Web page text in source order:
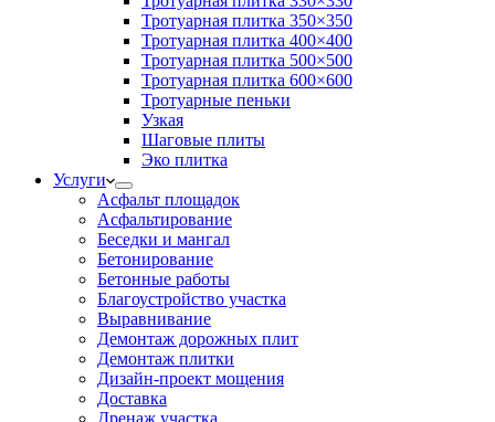
Тротуарная плитка 350×350
Тротуарная плитка 400×400
Тротуарная плитка 500×500
Тротуарная плитка 600×600
Тротуарные пеньки
Узкая
Шаговые плиты
Эко плитка
Услуги
Асфальт площадок
Асфальтирование
Беседки и мангал
Бетонирование
Бетонные работы
Благоустройство участка
Выравнивание
Демонтаж дорожных плит
Демонтаж плитки
Дизайн-проект мощения
Доставка
Дренаж участка